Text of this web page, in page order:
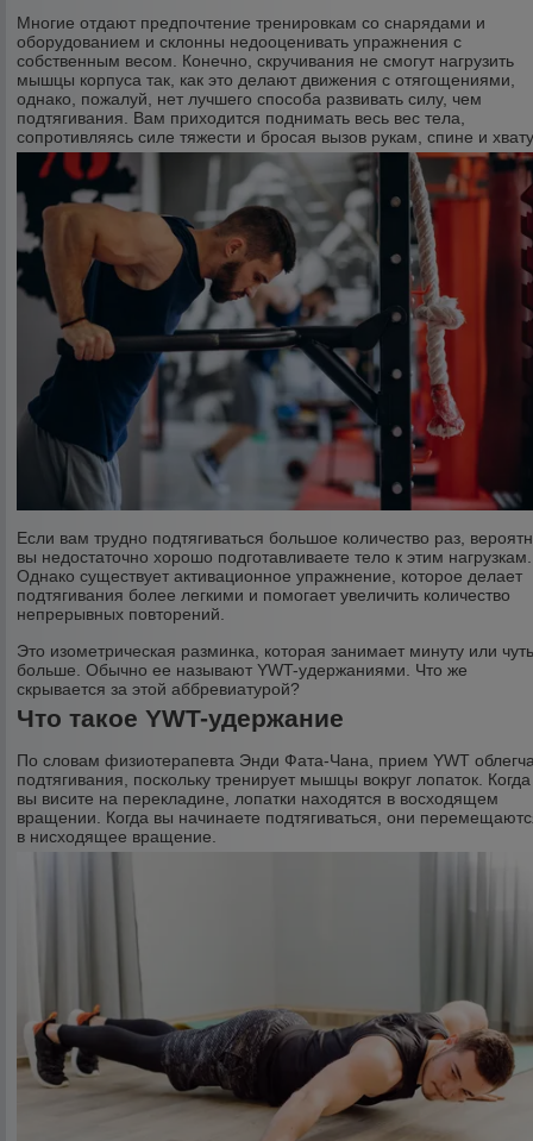
Многие отдают предпочтение тренировкам со снарядами и
оборудованием и склонны недооценивать упражнения с
собственным весом. Конечно, скручивания не смогут нагрузить
мышцы корпуса так, как это делают движения с отягощениями,
однако, пожалуй, нет лучшего способа развивать силу, чем
подтягивания. Вам приходится поднимать весь вес тела,
сопротивляясь силе тяжести и бросая вызов рукам, спине и
Если вам трудно подтягиваться большое количество раз,
вы недостаточно хорошо подготавливаете тело к этим нагрузкам.
Однако существует активационное упражнение, которое делает
подтягивания более легкими и помогает увеличить количество
непрерывных повторений.
Это изометрическая разминка, которая занимает минуту или
больше. Обычно ее называют YWT-удержаниями. Что же
скрывается за этой аббревиатурой?
Что такое YWT-удержание
По словам физиотерапевта Энди Фата-Чана, прием YWT
подтягивания, поскольку тренирует мышцы вокруг лопаток. Когда
вы висите на перекладине, лопатки находятся в восходящем
вращении. Когда вы начинаете подтягиваться, они
в нисходящее вращение.